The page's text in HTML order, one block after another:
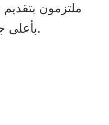
ملتزمون
بأعلى جودة لعملائنا العالميين.